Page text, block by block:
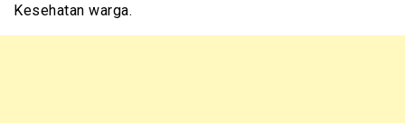
Kesehatan warga.